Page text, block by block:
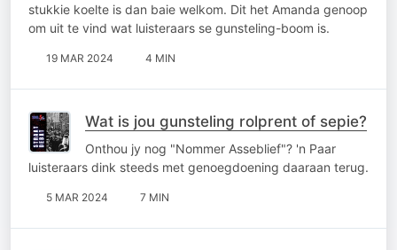
stukkie koelte is dan baie welkom. Dit het Amanda genoop
om uit te vind wat luisteraars se gunsteling-boom is.
19 MAR 2024 4 MIN
Wat is jou gunsteling rolprent of sepie?
Onthou jy nog "Nommer Asseblief"? 'n Paar
luisteraars dink steeds met genoegdoening daaraan terug.
5 MAR 2024 7 MIN